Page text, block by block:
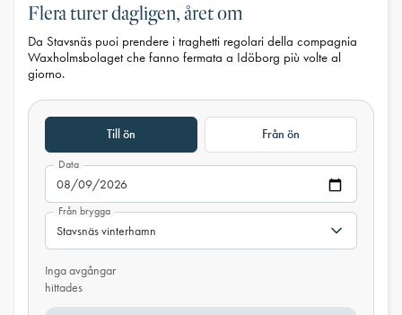
Flera turer dagligen, året om
Da Stavsnäs puoi prendere i traghetti regolari della compagnia
Waxholmsbolaget che fanno fermata a Idöborg più volte al
giorno.
Till ön Från ön
Data
Från brygga
Inga avgångar
hittades